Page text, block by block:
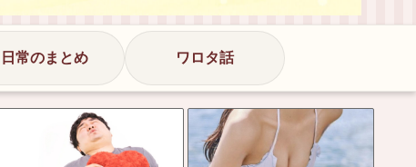
日常のまとめ ワロタ話